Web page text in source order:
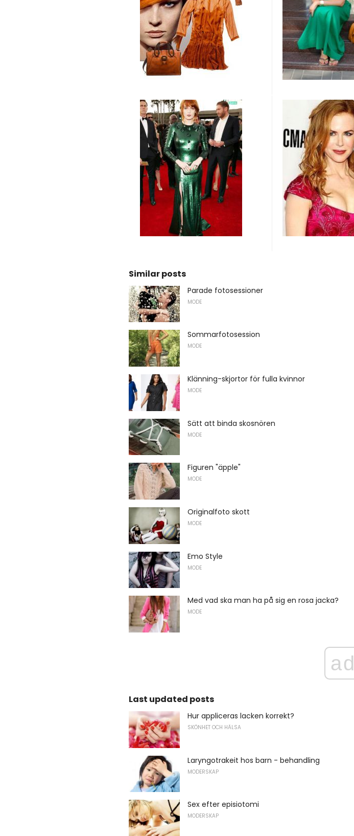
Similar posts
Parade fotosessioner
MODE
Sommarfotosession
MODE
Klänning-skjortor för fulla kvinnor
MODE
Sätt att binda skosnören
MODE
Figuren "äpple"
MODE
Originalfoto skott
MODE
Emo Style
MODE
Med vad ska man ha på sig en rosa jacka?
MODE
ad
Last updated posts
Hur appliceras lacken korrekt?
SKÖNHET OCH HÄLSA
Laryngotrakeit hos barn - behandling
MODERSKAP
Sex efter episiotomi
MODERSKAP